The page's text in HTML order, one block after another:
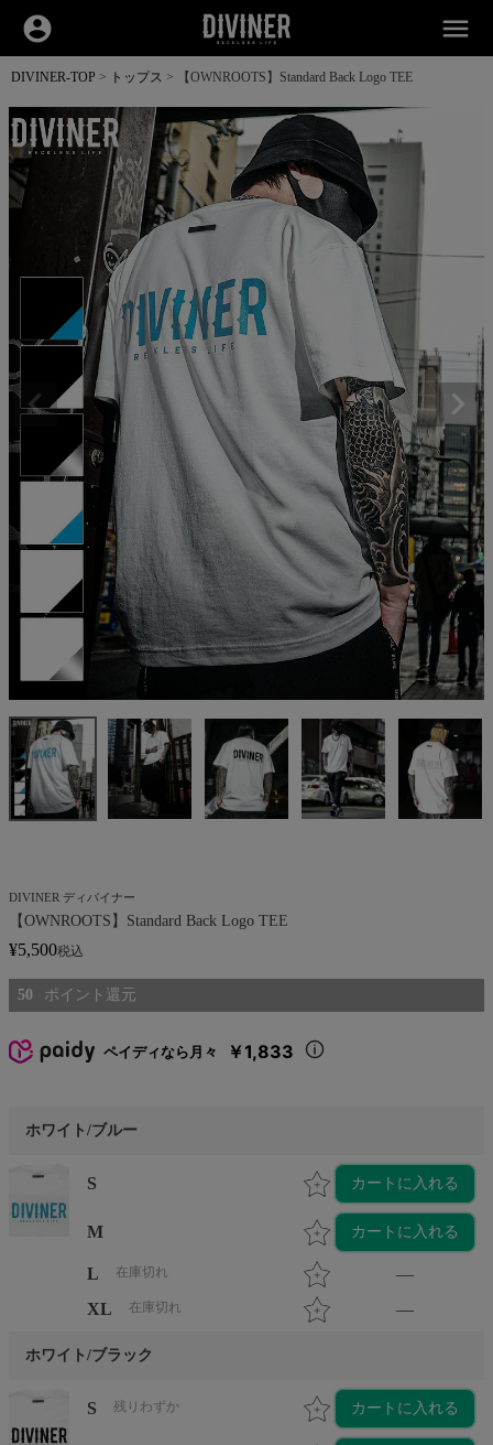
account_circle menu
DIVINER-TOP トップス 【OWNROOTS】Standard Back Logo TEE
DIVINER ディバイナー
【OWNROOTS】Standard Back Logo TEE
¥5,500税込
50
ペイディなら月々 ￥1,833
ホワイト/ブルー
S カートに入れる
M カートに入れる
L 在庫切れ
—
XL
在庫切れ —
ホワイト/ブラック
S 残りわずか カートに入れる